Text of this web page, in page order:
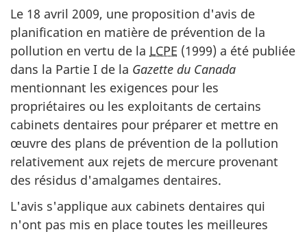
Le 18 avril 2009, une proposition d'avis de
planification en matière de prévention de la
pollution en vertu de la LCPE (1999) a été publiée
dans la Partie I de la Gazette du Canada
mentionnant les exigences pour les
propriétaires ou les exploitants de certains
cabinets dentaires pour préparer et mettre en
œuvre des plans de prévention de la pollution
relativement aux rejets de mercure provenant
des résidus d'amalgames dentaires.
L'avis s'applique aux cabinets dentaires qui
n'ont pas mis en place toutes les meilleures